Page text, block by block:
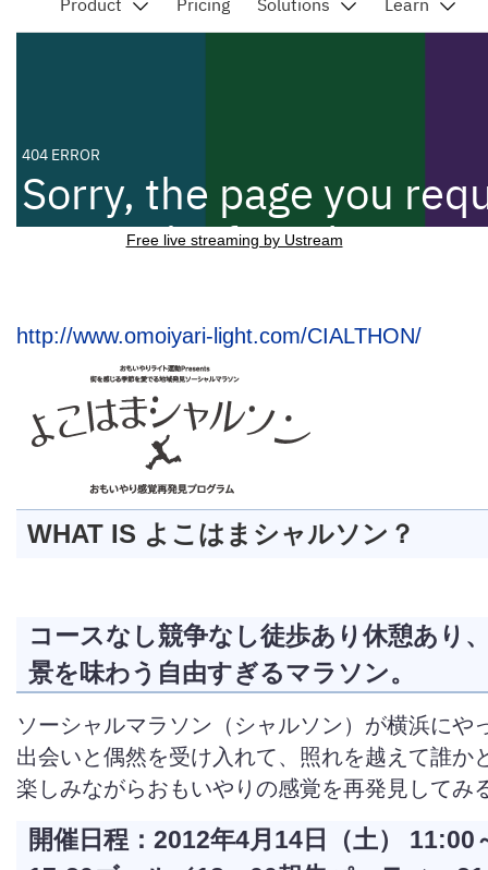
Free live streaming by Ustream
http://www.omoiyari-light.com/CIALTHON/
WHAT IS よこはまシャルソン？
コースなし競争なし徒歩あり休憩あり
景を味わう自由すぎるマラソン。
ソーシャルマラソン（シャルソン）が横浜にや
出会いと偶然を受け入れて、照れを越えて誰か
楽しみながらおもいやりの感覚を再発見してみ
開催日程：2012年4月14日（土） 11:00